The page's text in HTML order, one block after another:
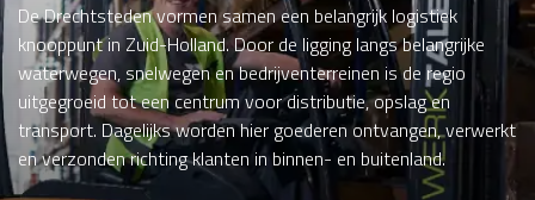
De Drechtsteden vormen samen een belangrijk logistiek
knooppunt in Zuid-Holland. Door de ligging langs belangrijke
waterwegen, snelwegen en bedrijventerreinen is de regio
uitgegroeid tot een centrum voor distributie, opslag en
transport. Dagelijks worden hier goederen ontvangen, verwerkt
en verzonden richting klanten in binnen- en buitenland.